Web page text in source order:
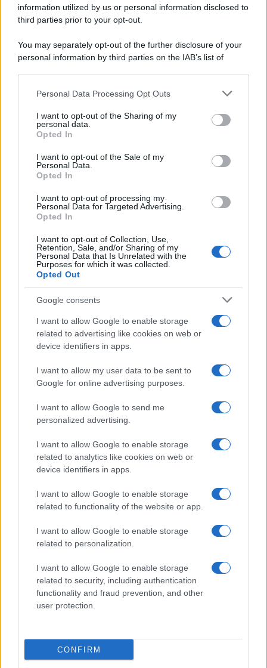
information utilized by us or personal information disclosed to
third parties prior to your opt-out.
You may separately opt-out of the further disclosure of your
personal information by third parties on the IAB’s list of
This information may also be disclosed by us to third parties
disclose it to other third parties.
Please note that this website/app uses one or more Google
services and may gather and store information including but
not limited to your visit or usage behaviour. You may click to
grant or deny consent to Google and its third-party tags to
consent section.
Personal Data Processing Opt Outs
I want to opt-out of the Sharing of my
personal data.
Opted In
I want to opt-out of the Sale of my
Personal Data.
Opted In
I want to opt-out of processing my
Personal Data for Targeted Advertising.
Opted In
I want to opt-out of Collection, Use,
Retention, Sale, and/or Sharing of my
Personal Data that Is Unrelated with the
Purposes for which it was collected.
Opted Out
Google consents
I want to allow Google to enable storage
related to advertising like cookies on web or
device identifiers in apps.
I want to allow my user data to be sent to
Google for online advertising purposes.
I want to allow Google to send me
personalized advertising.
I want to allow Google to enable storage
related to analytics like cookies on web or
device identifiers in apps.
I want to allow Google to enable storage
related to functionality of the website or app.
I want to allow Google to enable storage
related to personalization.
I want to allow Google to enable storage
related to security, including authentication
functionality and fraud prevention, and other
user protection.
CONFIRM
Miur Istruzione
Editore: Sergio De Napoli
Via De Liguori, 17 - Bari
P.IVA: 07032730728
Chi siamo